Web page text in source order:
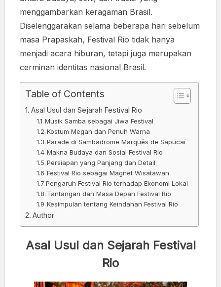
menggambarkan keragaman Brasil.
Diselenggarakan selama beberapa hari sebelum
masa Prapaskah, Festival Rio tidak hanya
menjadi acara hiburan, tetapi juga merupakan
cerminan identitas nasional Brasil.
Table of Contents
Asal Usul dan Sejarah Festival Rio
Musik Samba sebagai Jiwa Festival
Kostum Megah dan Penuh Warna
Parade di Sambadrome Marquês de Sapucaí
Makna Budaya dan Sosial Festival Rio
Persiapan yang Panjang dan Detail
Festival Rio sebagai Magnet Wisatawan
Pengaruh Festival Rio terhadap Ekonomi Lokal
Tantangan dan Masa Depan Festival Rio
Kesimpulan tentang Keindahan Festival Rio
Author
Asal Usul dan Sejarah Festival
Rio